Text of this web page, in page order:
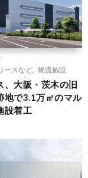
ースなど
物流施設
、大阪・茨木の旧
地で3.1万㎡のマル
設着工